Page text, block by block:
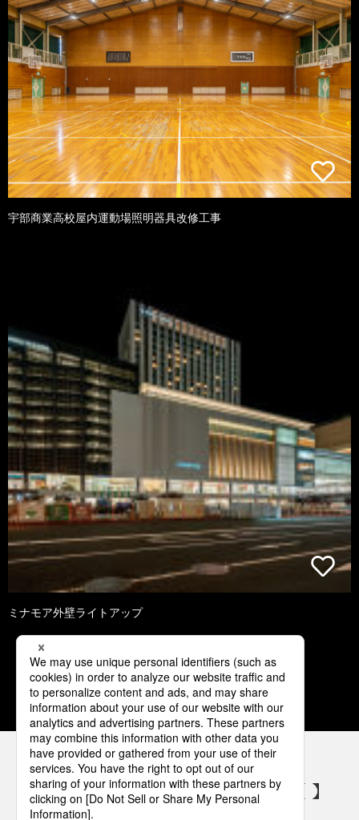
宇部商業高校屋内運動場照明器具改修工事
ミナモア外壁ライトアップ
1 2 3 4 5
パナソニックの電気設備 SNSアカウント